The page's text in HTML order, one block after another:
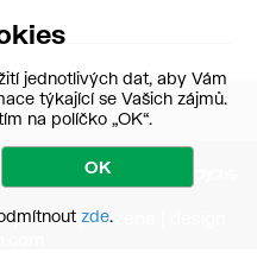
práva vyhrazena | design
jednotlivých dat, aby Vám
týkající se Vašich zájmů.
na políčko „OK“.
OK
zde.